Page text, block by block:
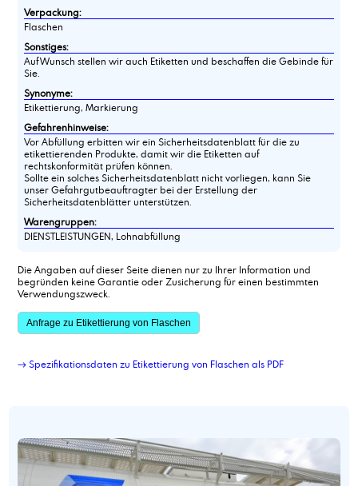
Verpackung:
Flaschen
Sonstiges:
Auf Wunsch stellen wir auch Etiketten und beschaffen die Gebinde für
Sie.
Synonyme:
Etikettierung, Markierung
Gefahrenhinweise:
Vor Abfüllung erbitten wir ein Sicherheitsdatenblatt für die zu
etikettierenden Produkte, damit wir die Etiketten auf
rechtskonformität prüfen können.
Sollte ein solches Sicherheitsdatenblatt nicht vorliegen, kann Sie
unser Gefahrgutbeauftragter bei der Erstellung der
Sicherheitsdatenblätter unterstützen.
Warengruppen:
DIENSTLEISTUNGEN, Lohnabfüllung
Die Angaben auf dieser Seite dienen nur zu Ihrer Information und
begründen keine Garantie oder Zusicherung für einen bestimmten
Verwendungszweck.
Anfrage zu Etikettierung von Flaschen
→ Spezifikationsdaten zu Etikettierung von Flaschen als PDF